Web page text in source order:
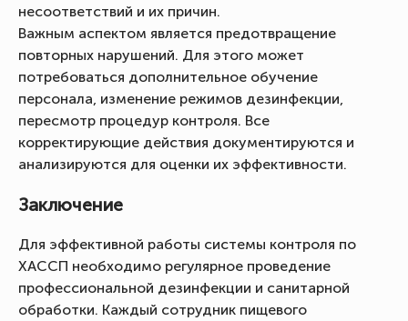
несоответствий и их причин.
Важным аспектом является предотвращение
повторных нарушений. Для этого может
потребоваться дополнительное обучение
персонала, изменение режимов дезинфекции,
пересмотр процедур контроля. Все
корректирующие действия документируются и
анализируются для оценки их эффективности.
Заключение
Для эффективной работы системы контроля по
ХАССП необходимо регулярное проведение
профессиональной дезинфекции и санитарной
обработки. Каждый сотрудник пищевого